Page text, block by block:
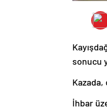
sonucu
İhbar